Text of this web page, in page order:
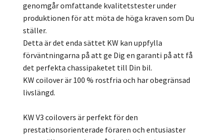
genomgår omfattande kvalitetstester under
produktionen för att möta de höga kraven som Du
ställer.
Detta är det enda sättet KW kan uppfylla
förväntningarna på att ge Dig en garanti på att få
det perfekta chassipaketet till Din bil.
KW coilover är 100 % rostfria och har obegränsad
livslängd.
KW V3 coilovers är perfekt för den
prestationsorienterade föraren och entusiaster